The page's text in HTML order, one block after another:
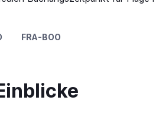
FRA-BOO